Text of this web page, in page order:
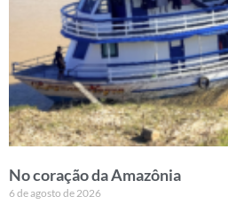
No coração da Amazônia
6 de agosto de 2026